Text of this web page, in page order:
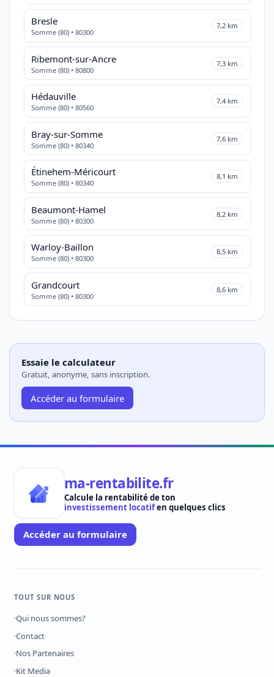
Bresle
Somme (80) • 80300
7,2 km
Ribemont-sur-Ancre
Somme (80) • 80800
7,3 km
Hédauville
Somme (80) • 80560
7,4 km
Bray-sur-Somme
Somme (80) • 80340
7,6 km
Étinehem-Méricourt
Somme (80) • 80340
8,1 km
Beaumont-Hamel
Somme (80) • 80300
8,2 km
Warloy-Baillon
Somme (80) • 80300
8,5 km
Grandcourt
Somme (80) • 80300
8,6 km
Essaie le calculateur
Gratuit, anonyme, sans inscription.
Accéder au formulaire
ma-rentabilite.fr
Calcule la rentabilité de ton
investissement locatifen quelques clics
Accéder au formulaire
TOUT SUR NOUS
Qui nous sommes?
Contact
Nos Partenaires
Kit Media